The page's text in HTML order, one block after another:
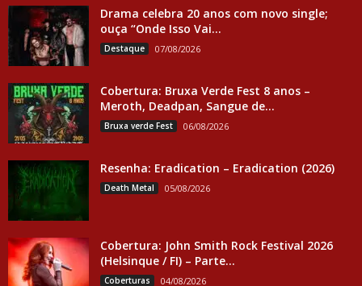
Drama celebra 20 anos com novo single;
ouça “Onde Isso Vai...
Destaque 07/08/2026
Cobertura: Bruxa Verde Fest 8 anos –
Meroth, Deadpan, Sangue de...
Bruxa verde Fest 06/08/2026
Resenha: Eradication – Eradication (2026)
Death Metal 05/08/2026
Cobertura: John Smith Rock Festival 2026
(Helsinque / FI) – Parte...
Coberturas 04/08/2026